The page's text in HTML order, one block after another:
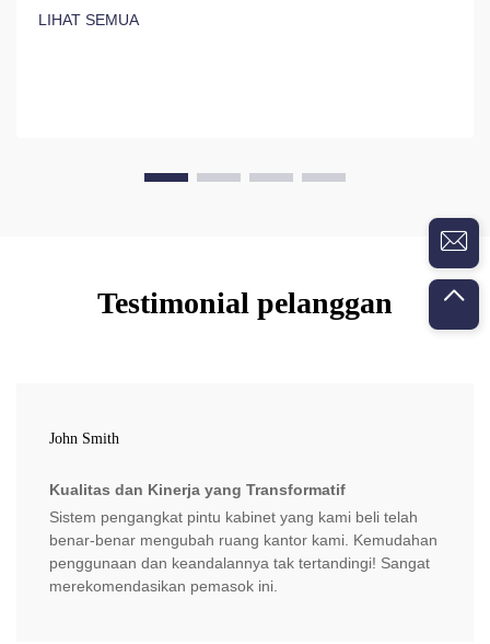
LIHAT SEMUA
Testimonial pelanggan
John Smith
Kualitas dan Kinerja yang Transformatif
Sistem pengangkat pintu kabinet yang kami beli telah
benar-benar mengubah ruang kantor kami. Kemudahan
penggunaan dan keandalannya tak tertandingi! Sangat
merekomendasikan pemasok ini.